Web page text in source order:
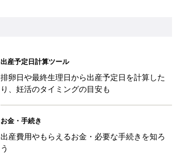
出産予定日計算ツール
排卵日や最終生理日から出産予定日を計算した
り、妊活のタイミングの目安も
お金・手続き
出産費用やもらえるお金・必要な手続きを知ろ
う